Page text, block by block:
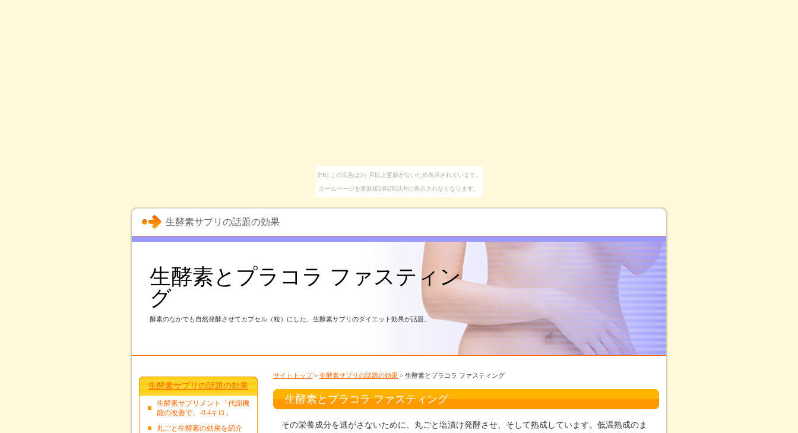
[PR] この広告は3ヶ月以上更新がないため表示されています。
ホームページを更新後24時間以内に表示されなくなります。
生酵素サプリの話題の効果
生酵素とプラコラ ファスティン
グ
酵素のなかでも自然発酵させてカプセル（粒）にした、生酵素サプリのダイエット効果が話題。
サイトトップ> 生酵素サプリの話題の効果 > 生酵素とプラコラ ファスティング
生酵素とプラコラ ファスティング
その栄養成分を逃がさないために、丸ごと塩漬け発酵させ、そして熟成しています。低温熟成のま
生酵素サプリの話題の効果
生酵素サプリメント「代謝機
能の改善で、-9.4キロ」
丸ごと生酵素の効果を紹介